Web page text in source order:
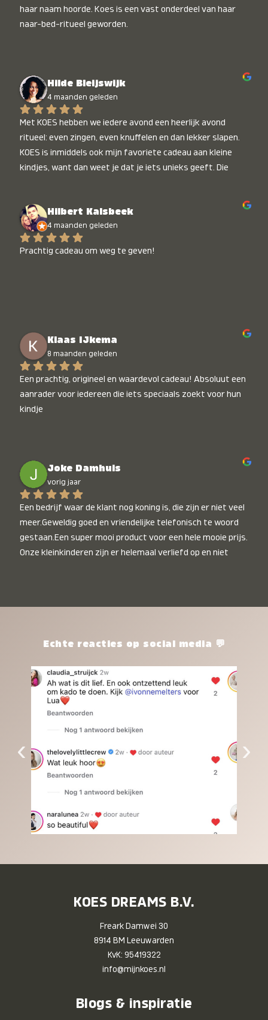
haar naam hoorde. Koes is een vast onderdeel van haar
naar-bed-ritueel geworden.
Hilde Bleijswijk
4 maanden geleden
Met KOES hebben we iedere avond een heerlijk avond
ritueel: even zingen, even knuffelen en dan lekker slapen.
KOES is inmiddels ook mijn favoriete cadeau aan kleine
kindjes, want dan weet je dat je iets unieks geeft. Die
Hilbert Kalsbeek
4 maanden geleden
Prachtig cadeau om weg te geven!
Klaas IJkema
8 maanden geleden
Een prachtig, origineel en waardevol cadeau! Absoluut een
aanrader voor iedereen die iets speciaals zoekt voor hun
kindje
Joke Damhuis
vorig jaar
Een bedrijf waar de klant nog koning is, die zijn er niet veel
meer.Geweldig goed en vriendelijke telefonisch te woord
gestaan.Een super mooi product voor een hele mooie prijs.
Onze kleinkinderen zijn er helemaal verliefd op en niet
het waard.Echte reacties op social media 💬
‹ ›
KOES DREAMS B.V.
Freark Damwei 30
8914 BM Leeuwarden
KvK: 95419322
info@mijnkoes.nl
Blogs & inspiratie